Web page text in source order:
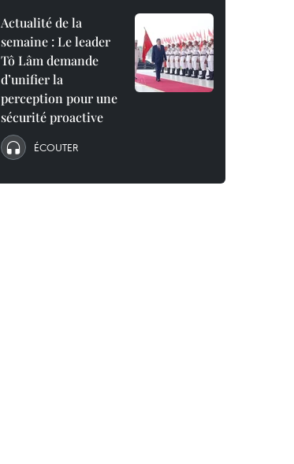
Actualité de la
semaine : Le leader
Tô Lâm demande
d’unifier la
perception pour une
sécurité proactive
ÉCOUTER